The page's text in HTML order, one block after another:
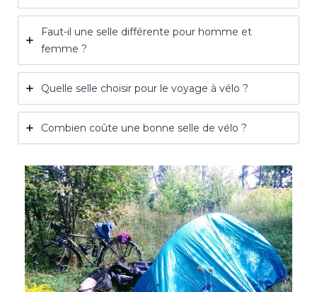
Faut-il une selle différente pour homme et
femme ?
Quelle selle choisir pour le voyage à vélo ?
Combien coûte une bonne selle de vélo ?